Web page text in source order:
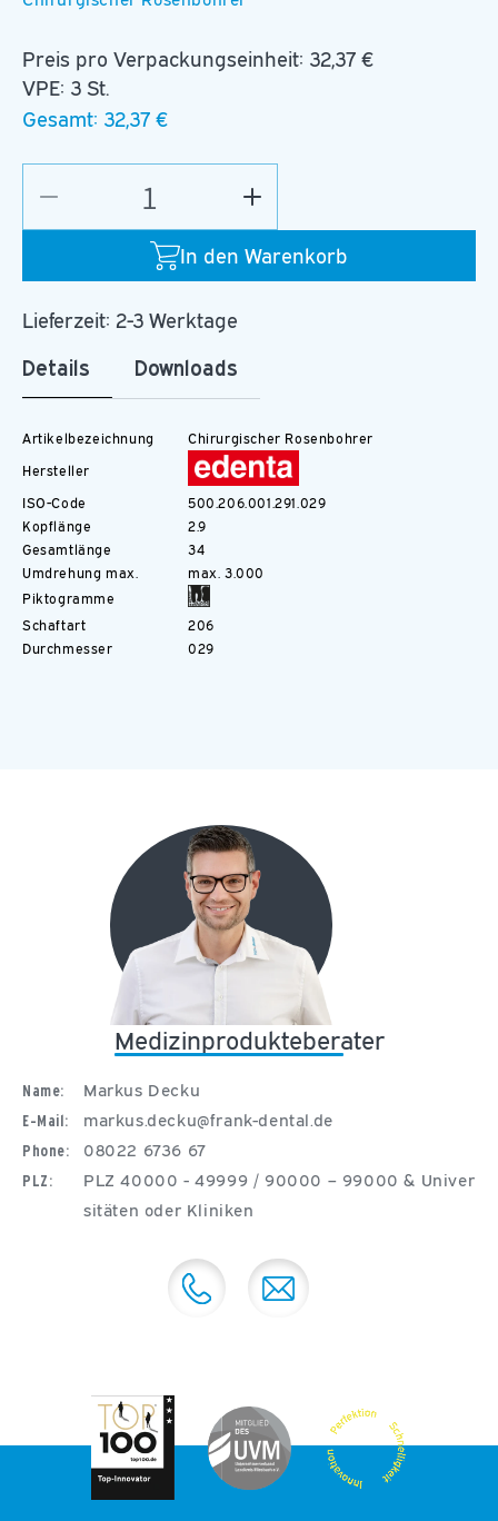
Preis pro Verpackungseinheit: 32,37 €
VPE: 3 St.
Gesamt: 32,37 €
In den Warenkorb
die
für
Erhöhe
die
Menge
für
Lieferzeit: 2-3 Werktage
Details
Downloads
Artikelbezeichnung
Chirurgischer Rosenbohrer
Hersteller
ISO-Code
500.206.001.291.029
Kopflänge
2.9
Gesamtlänge
34
Umdrehung max.
max. 3.000
Piktogramme
Schaftart
206
Durchmesser
029
Medizinprodukteberater
Name: Markus Decku
E-Mail: markus.decku@frank-dental.de
Phone: 08022 6736 67
PLZ:
PLZ 40000 - 49999 / 90000 – 99000 & Univer
sitäten oder Kliniken